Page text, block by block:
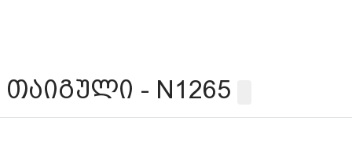
თაიგული - N1265